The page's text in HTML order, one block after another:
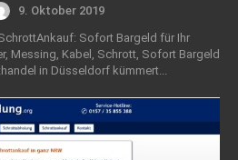
9. Oktober 2019
Sofort Bargeld für Ihr
Messing, Kabel, Schrott, Sofort Bargeld
usw… Schrotthandel in Düsseldorf kümmert...